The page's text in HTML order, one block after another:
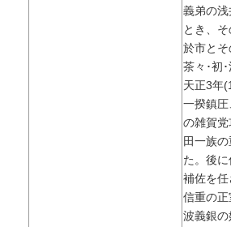
義弟の浅
とき、
於市とそ
茶々･初･
天正3年
一揆鎮
の雑賀
田一族
た。後
補佐を任
信重の
波義銀の